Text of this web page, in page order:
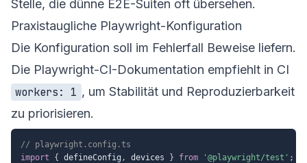
Stelle, die dünne E2E-Suiten oft übersehen.
Praxistaugliche Playwright-Konfiguration
Die Konfiguration soll im Fehlerfall Beweise liefern.
Die Playwright-CI-Dokumentation empfiehlt in CI
workers: 1 , um Stabilität und Reproduzierbarkeit
zu priorisieren.
// playwright.config.ts
import
{ defineConfig , devices } from '@playwright/test' ;